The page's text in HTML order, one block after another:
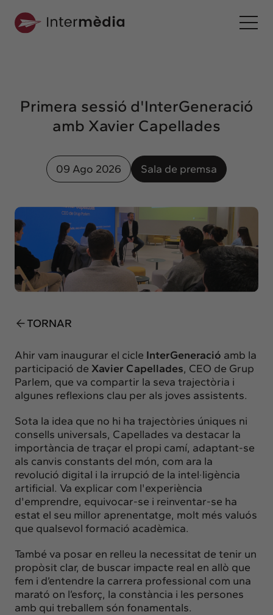
Interconnexió
Els nostres serveis
Interacció
Projectes
Confidencial
Interrelació
Clients
Insights
Actualitat
Intercanvi
info@intermedia.cat +34 934 157 662
Primera sessió d'InterGeneració
amb Xavier Capellades
09 Ago 2026 Sala de premsa
TORNAR
Ahir vam inaugurar el cicle InterGeneració amb la
participació de Xavier Capellades, CEO de Grup
Parlem, que va compartir la seva trajectòria i
algunes reflexions clau per als joves assistents.
Sota la idea que no hi ha trajectòries úniques ni
consells universals, Capellades va destacar la
importància de traçar el propi camí, adaptant-se
als canvis constants del món, com ara la
revolució digital i la irrupció de la intel·ligència
artificial. Va explicar com l'experiència
d'emprendre, equivocar-se i reinventar-se ha
estat el seu millor aprenentatge, molt més valuós
que qualsevol formació acadèmica.
També va posar en relleu la necessitat de tenir un
propòsit clar, de buscar impacte real en allò que
fem i d’entendre la carrera professional com una
marató on l’esforç, la constància i les persones
amb qui treballem són fonamentals.